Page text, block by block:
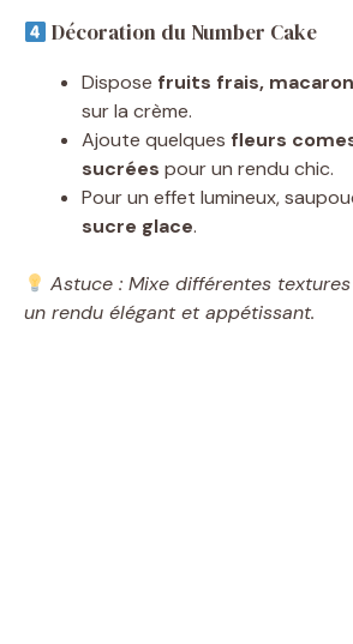
Décoration du Number Cake
Dispose fruits frais,
sur la crème.
Ajoute quelques fleurs
sucrées pour un rendu chic.
Pour un effet lumineux,
sucre glace.
Astuce : Mixe différentes
un rendu élégant et appétissant.